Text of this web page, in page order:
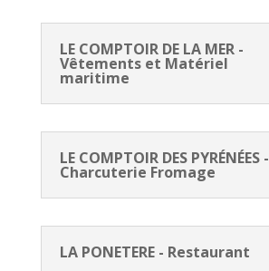
LE COMPTOIR DE LA MER -
Vêtements et Matériel
maritime
LE COMPTOIR DES PYRÉNÉES -
Charcuterie Fromage
LA PONETERE - Restaurant